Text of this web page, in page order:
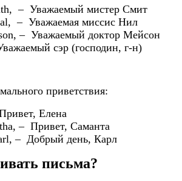
– Уважаемый мистер Смит
– Уважаемая миссис Нил
– Уважаемый доктор Мейсон
сэр (господин, г-н)
приветствия:
Елена
– Привет, Саманта
– Добрый день, Карл
письма?